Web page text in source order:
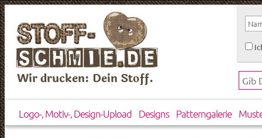
Wir drucken: Dein Stoff.
Logo-, Motiv-, Design-Upload Designs Patterngalerie